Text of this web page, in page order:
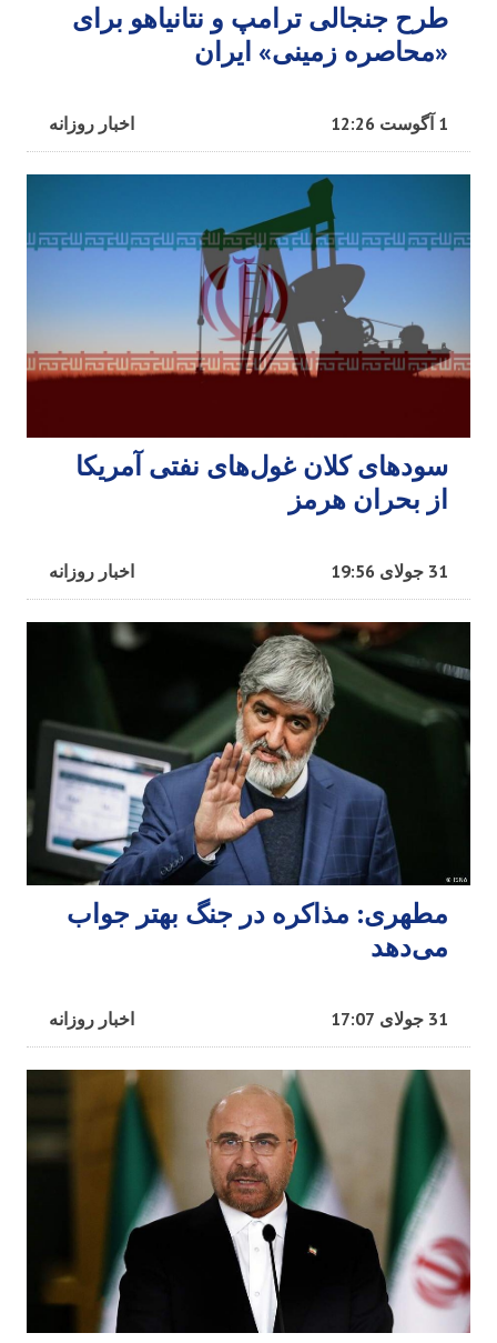
طرح جنجالی ترامپ و نتانیاهو برای
«محاصره زمینی» ایران
اخبار روزانه 1 آگوست 12:26
سودهای کلان غول‌های نفتی آمریکا
از بحران هرمز
اخبار روزانه 31 جولای 19:56
مطهری: مذاکره در جنگ بهتر جواب
می‌دهد
اخبار روزانه 31 جولای 17:07